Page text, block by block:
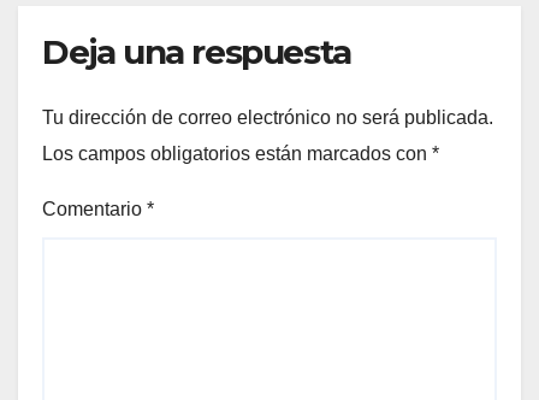
Deja una respuesta
Tu dirección de correo electrónico no será publicada.
Los campos obligatorios están marcados con *
Comentario *